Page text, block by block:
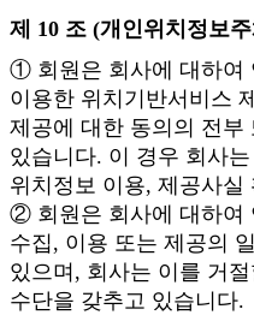
제 10 조 (개인위치정보
① 회원은 회사에 대하여
이용한 위치기반서비스
제공에 대한 동의의 전부
있습니다. 이 경우 회사
위치정보 이용, 제공사실
② 회원은 회사에 대하여
수집, 이용 또는 제공의
있으며, 회사는 이를 거
수단을 갖추고 있습니다.